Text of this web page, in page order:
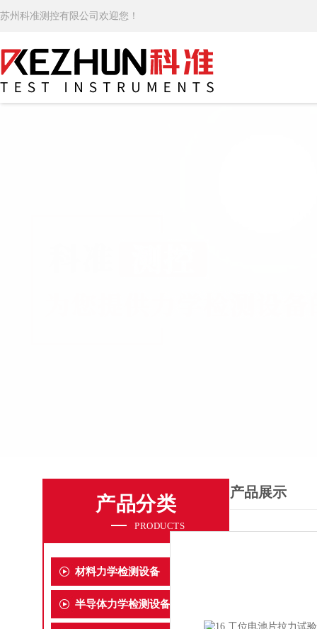
苏州科准测控有限公司欢迎您！
产品分类
PRODUCTS
材料力学检测设备
半导体力学检测设备
产品展示